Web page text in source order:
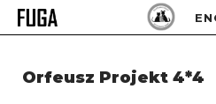
Skip
Keresés:
Orfeusz Projekt 4*4